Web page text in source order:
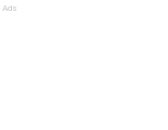
Ads